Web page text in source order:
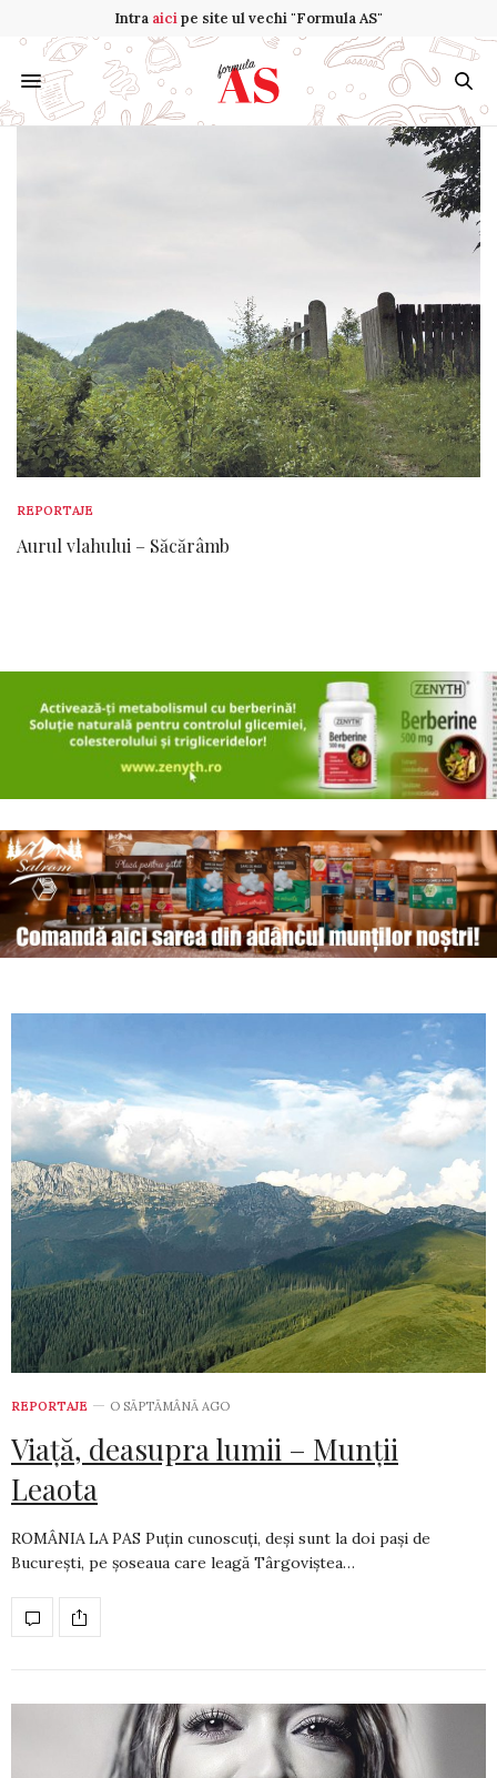
Intra aicipe site ul vechi "Formula AS"
REPORTAJE
Aurul vlahului – Săcărâmb
REPORTAJE O SĂPTĂMÂNĂ AGO
Viață, deasupra lumii – Munții
Leaota
ROMÂNIA LA PAS Puțin cunoscuți, deși sunt la doi pași de
București, pe șoseaua care leagă Târgoviștea…